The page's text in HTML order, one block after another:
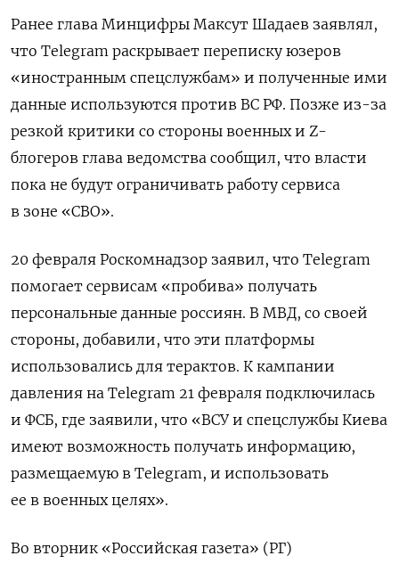
Ранее глава Минцифры Максут Шадаев заявлял,
что Telegram раскрывает переписку юзеров
«иностранным спецслужбам» и полученные ими
данные используются против ВС РФ. Позже из-за
резкой критики со стороны военных и Z-
блогеров глава ведомства сообщил, что власти
пока не будут ограничивать работу сервиса
в зоне «СВО».
20 февраля Роскомнадзор заявил, что Telegram
помогает сервисам «пробива» получать
персональные данные россиян. В МВД, со своей
стороны, добавили, что эти платформы
использовались для терактов. К кампании
давления на Telegram 21 февраля подключилась
и ФСБ, где заявили, что «ВСУ и спецслужбы Киева
имеют возможность получать информацию,
размещаемую в Telegram, и использовать
ее в военных целях».
Во вторник «Российская газета» (РГ)